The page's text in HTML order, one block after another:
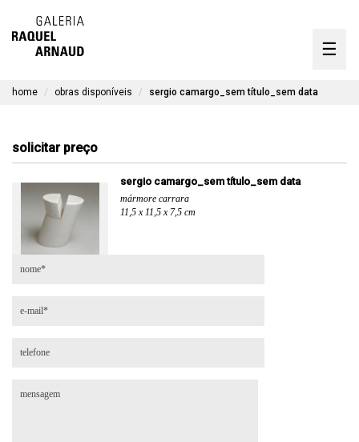
☰
timeline
contato
home obras disponíveis sergio camargo_sem título_sem data
solicitar preço
sergio camargo_sem título_sem data
mármore carrara
11,5 x 11,5 x 7,5 cm